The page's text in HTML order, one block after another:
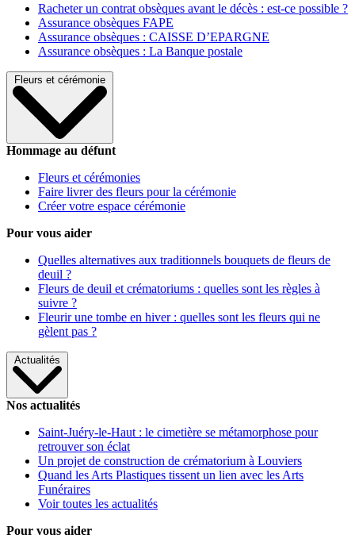
Racheter un contrat obsèques avant le décès : est-ce possible ?
Assurance obsèques FAPE
Assurance obsèques : CAISSE D’EPARGNE
Assurance obsèques : La Banque postale
Fleurs et cérémonie
Hommage au défunt
Fleurs et cérémonies
Faire livrer des fleurs pour la cérémonie
Créer votre espace cérémonie
Pour vous aider
Quelles alternatives aux traditionnels bouquets de fleurs de
deuil ?
Fleurs de deuil et crématoriums : quelles sont les règles à
suivre ?
Fleurir une tombe en hiver : quelles sont les fleurs qui ne
gèlent pas ?
Actualités
Nos actualités
Saint-Juéry-le-Haut : le cimetière se métamorphose pour
retrouver son éclat
Un projet de construction de crématorium à Louviers
Quand les Arts Plastiques tissent un lien avec les Arts
Funéraires
Voir toutes les actualités
Pour vous aider